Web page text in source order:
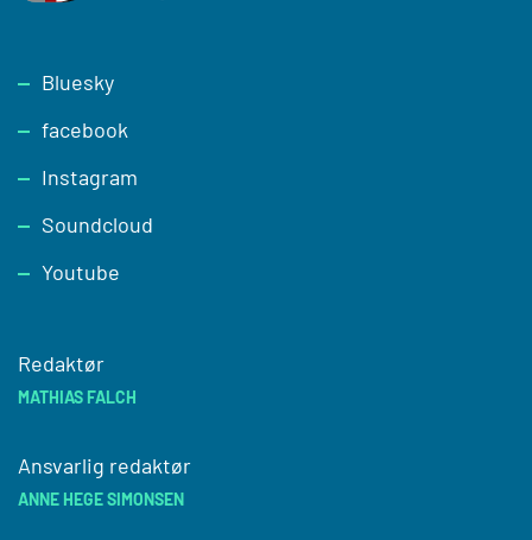
Footer
Bluesky
facebook
Instagram
Soundcloud
Youtube
Redaktør
MATHIAS FALCH
Ansvarlig redaktør
ANNE HEGE SIMONSEN